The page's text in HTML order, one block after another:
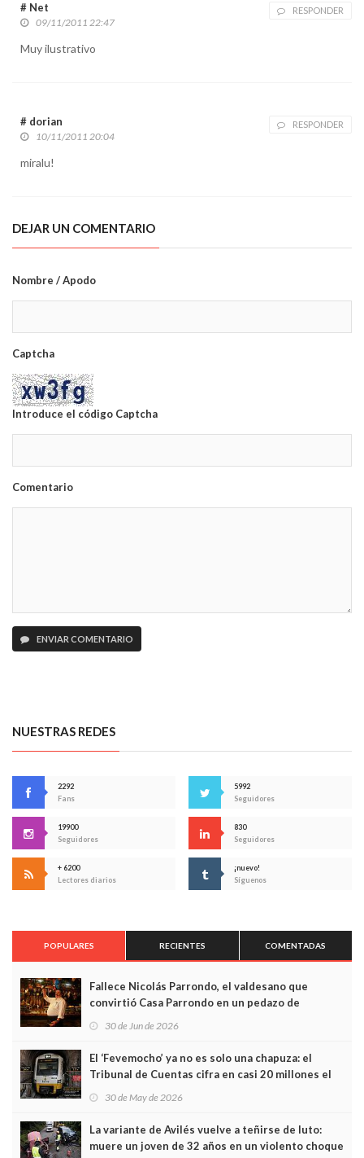
# Net RESPONDER
09/11/2011 22:47
Muy ilustrativo
# dorian RESPONDER
10/11/2011 20:04
miralu!
DEJAR UN COMENTARIO
Nombre / Apodo
Captcha
Introduce el código Captcha
Comentario
ENVIAR COMENTARIO
NUESTRAS REDES
2292
Fans
5992
Seguidores
19900
Seguidores
830
Seguidores
+ 6200
Lectores diarios
¡nuevo!
Síguenos
POPULARES RECIENTES COMENTADAS
Fallece Nicolás Parrondo, el valdesano que
convirtió Casa Parrondo en un pedazo de
Asturias en Madrid
30 de Jun de 2026
El ‘Fevemocho’ ya no es solo una chapuza: el
Tribunal de Cuentas cifra en casi 20 millones el
sobrecoste de los trenes que no cabían por los
30 de May de 2026
La variante de Avilés vuelve a teñirse de luto:
muere un joven de 32 años en un violento choque